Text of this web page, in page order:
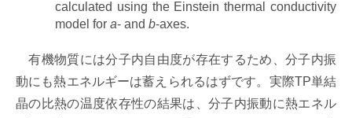
calculated using the Einstein thermal conductivity
model for a- and b-axes.
有機物質には分子内自由度が存在するため、分子内振
動にも熱エネルギーは蓄えられるはずです。実際TP単結
晶の比熱の温度依存性の結果は、分子内振動に熱エネル